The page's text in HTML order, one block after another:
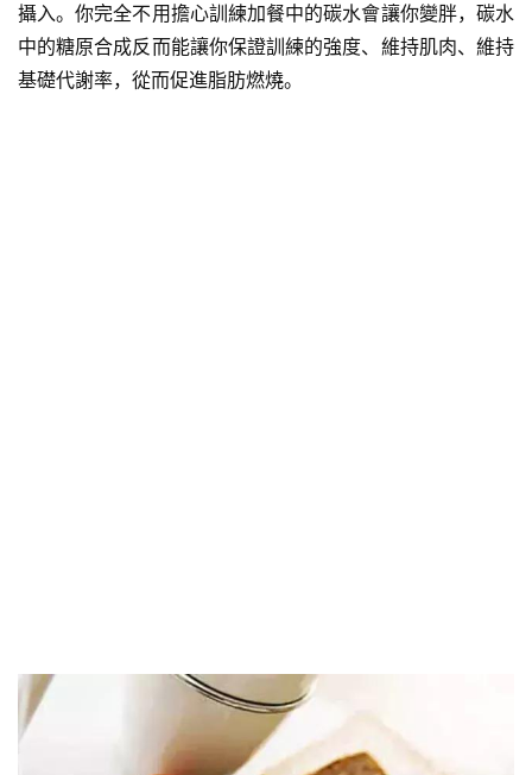
攝入。你完全不用擔心訓練加餐中的碳水會讓你變胖，碳水
中的糖原合成反而能讓你保證訓練的強度、維持肌肉、維持
基礎代謝率，從而促進脂肪燃燒。